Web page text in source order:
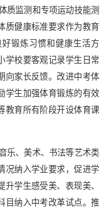
质监测和专项运动技能测
质健康标准要求作为教育
锻炼习惯和健康生活方
学校要客观记录学生日常
向家长反馈。改进中考体
学生加强体育锻炼的有效
教育所有阶段开设体育课
乐、美术、书法等艺术类
况纳入学业要求，促进学
学生感受美、表现美、
目纳入中考改革试点。推